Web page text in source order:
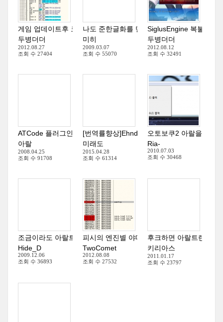
게임 업데이트후 코드먹통될때(예제. FATAL ZERO ACTION)
두병더더
2012.08.27
조회 수 27404
나도 준한글화를 만들어보쟈 ' -' (15)
미히
2009.03.07
조회 수 55070
SiglusEngine 복불복 막
두병더더
2012.08.12
조회 수 32491
ATCode 플러그인 - 설명서 (2)
아랄
2008.04.25
조회 수 91708
[번역률향상]Ehnd+꿀도르 설치, 허니엔드
미래도
2015.04.28
조회 수 61314
오토보쿠2 아랄을 후커
Ria-
2010.07.03
조회 수 30468
조금이라도 아랄트랜스를 빨리 쓰고 싶은 사람들을 위한 팁!
Hide_D
2009.12.06
조회 수 36893
피시의 엔진별 야메찾기 리스트 (11/117) -
TwoComet
2012.08.08
조회 수 27532
후크하면 아랄트랜스가
키리아스
2011.01.17
조회 수 23797